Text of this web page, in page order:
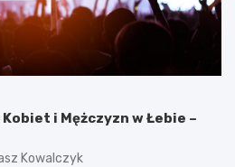
i Mężczyzn w Łebie –
Kowalczyk